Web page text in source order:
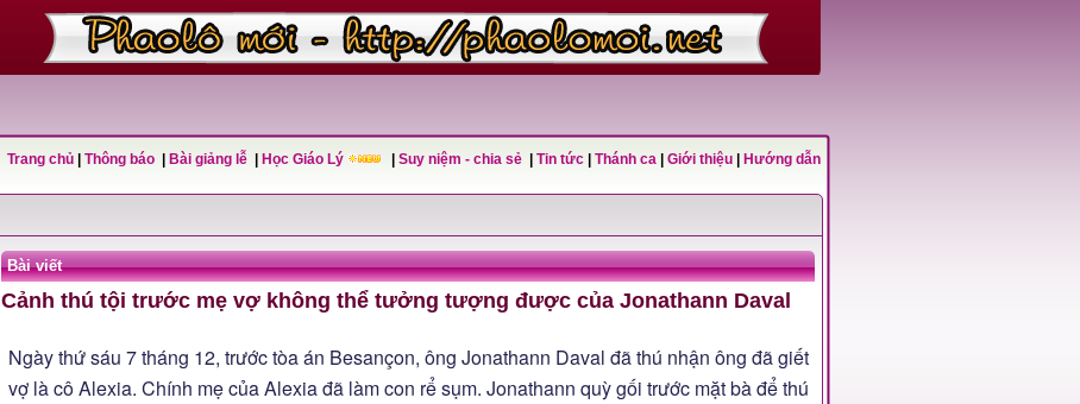
Trang chủ Thông báo Bài giảng lễ Học Giáo Lý Suy niệm - chia sẻ Tin tức Thánh ca Giới thiệu Hướng dẫn
Bài viết
Cảnh thú tội trước mẹ vợ không thể tưởng tượng được của Jonathann Daval
Ngày thứ sáu 7 tháng 12, trước tòa án Besançon, ông Jonathann Daval đã thú nhận ông đã giết
vợ là cô Alexia. Chính mẹ của Alexia đã làm con rể sụm. Jonathann quỳ gối trước mặt bà để thú